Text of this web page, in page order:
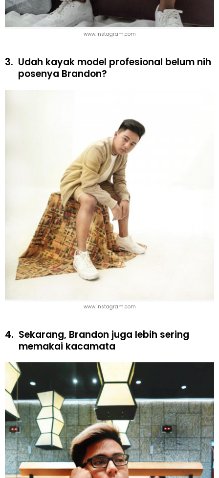
www.instagram.com
3. Udah kayak model profesional belum nih
posenya Brandon?
www.instagram.com
4. Sekarang, Brandon juga lebih sering
memakai kacamata